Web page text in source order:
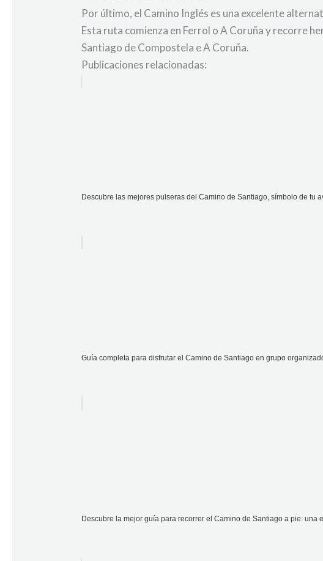
Por último, el Camino Inglés es una excelente
Esta ruta comienza en Ferrol o A Coruña y recorre
Santiago de Compostela e A Coruña.
Publicaciones relacionadas:
Descubre las mejores pulseras del Camino de Santiago, símbolo de tu
Guía completa para disfrutar el Camino de Santiago en grupo
Descubre la mejor guía para recorrer el Camino de Santiago a pie: una